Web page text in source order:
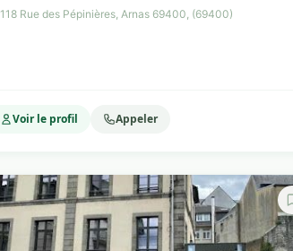
118 Rue des Pépinières, Arnas 69400, (69400)
Voir le profil Appeler